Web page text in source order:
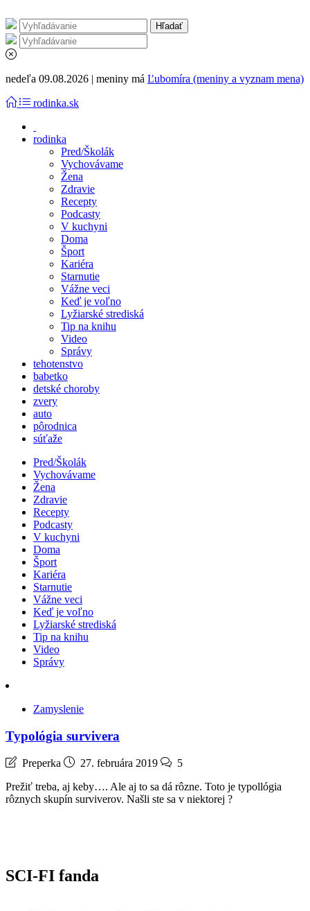
nedeľa 09.08.2026 | meniny má Ľubomíra (meniny a vyznam mena)
rodinka.sk
rodinka
Pred/Školák
Vychovávame
Žena
Zdravie
Recepty
Podcasty
V kuchyni
Doma
Šport
Kariéra
Starnutie
Vážne veci
Keď je voľno
Lyžiarské strediská
Tip na knihu
Video
Správy
tehotenstvo
babetko
detské choroby
zvery
auto
pôrodnica
súťaže
Pred/Školák
Vychovávame
Žena
Zdravie
Recepty
Podcasty
V kuchyni
Doma
Šport
Kariéra
Starnutie
Vážne veci
Keď je voľno
Lyžiarské strediská
Tip na knihu
Video
Správy
Zamyslenie
Typológia survivera
Preperka 27. februára 2019
5
Prežiť treba, aj keby…. Ale aj to sa dá rôzne. Toto je typollógia
rôznych skupín surviverov. Našli ste sa v niektorej ?
SCI-FI fanda